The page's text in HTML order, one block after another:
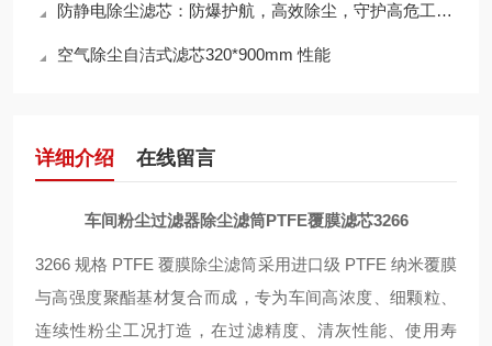
防静电除尘滤芯：防爆护航，高效除尘，守护高危工况安全
空气除尘自洁式滤芯320*900mm 性能
详细介绍 在线留言
车间粉尘过滤器除尘滤筒PTFE覆膜滤芯3266
3266 规格 PTFE 覆膜除尘滤筒采用进口级 PTFE 纳米覆膜
与高强度聚酯基材复合而成，专为车间高浓度、细颗粒、
连续性粉尘工况打造，在过滤精度、清灰性能、使用寿